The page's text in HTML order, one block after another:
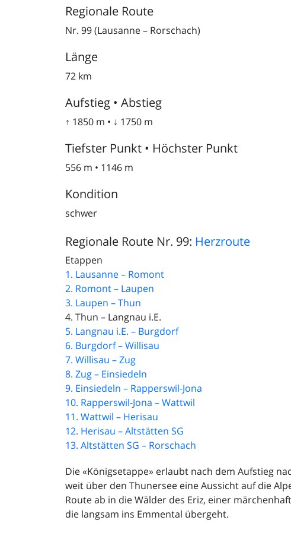
Regionale Route
Nr. 99 (Lausanne – Rorschach)
Länge
72 km
Aufstieg • Abstieg
↑ 1850 m • ↓ 1750 m
Tiefster Punkt • Höchster Punkt
556 m • 1146 m
Kondition
schwer
Regionale Route Nr. 99: Herzroute
Etappen
1. Lausanne – Romont
2. Romont – Laupen
3. Laupen – Thun
4. Thun – Langnau i.E.
5. Langnau i.E. – Burgdorf
6. Burgdorf – Willisau
7. Willisau – Zug
8. Zug – Einsiedeln
9. Einsiedeln – Rapperswil-Jona
10. Rapperswil-Jona – Wattwil
11. Wattwil – Herisau
12. Herisau – Altstätten SG
13. Altstätten SG – Rorschach
Die «Königsetappe» erlaubt nach dem Aufstieg
weit über den Thunersee eine Aussicht auf die
Route ab in die Wälder des Eriz, einer
die langsam ins Emmental übergeht.